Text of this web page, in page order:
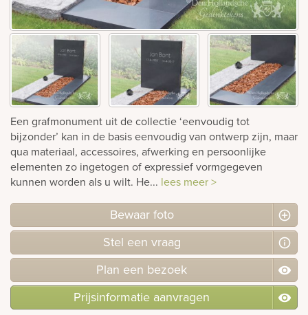
Een grafmonument uit de collectie ‘eenvoudig tot
bijzonder’ kan in de basis eenvoudig van ontwerp zijn, maar
qua materiaal, accessoires, afwerking en persoonlijke
elementen zo ingetogen of expressief vormgegeven
kunnen worden als u wilt. He... lees meer >
Bewaar foto
Stel een vraag
Plan een bezoek
Prijsinformatie aanvragen